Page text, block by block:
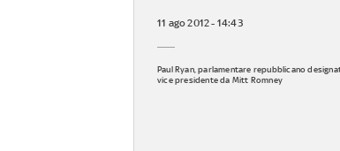
11 ago 2012 - 14:43
Paul Ryan, parlamentare repubblicano
vice presidente da Mitt Romney